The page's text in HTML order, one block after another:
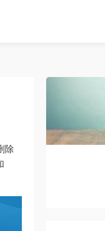
除